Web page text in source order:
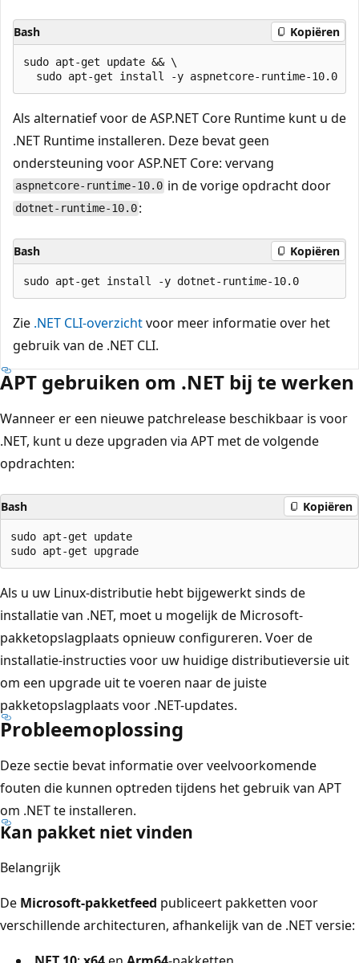
Bash Kopiëren
sudo apt-get update && \
Als alternatief voor de ASP.NET Core Runtime kunt u de
.NET Runtime installeren. Deze bevat geen
ondersteuning voor ASP.NET Core: vervang
aspnetcore-runtime-10.0 in de vorige opdracht door
dotnet-runtime-10.0 :
Bash Kopiëren
Zie .NET CLI-overzichtvoor meer informatie over het
gebruik van de .NET CLI.
APT gebruiken om .NET bij te werken
Wanneer er een nieuwe patchrelease beschikbaar is voor
.NET, kunt u deze upgraden via APT met de volgende
opdrachten:
Bash Kopiëren
sudo apt-get update
Als u uw Linux-distributie hebt bijgewerkt sinds de
installatie van .NET, moet u mogelijk de Microsoft-
pakketopslagplaats opnieuw configureren. Voer de
installatie-instructies voor uw huidige distributieversie uit
om een upgrade uit te voeren naar de juiste
pakketopslagplaats voor .NET-updates.
Probleemoplossing
Deze sectie bevat informatie over veelvoorkomende
fouten die kunnen optreden tijdens het gebruik van APT
om .NET te installeren.
Kan pakket niet vinden
Belangrijk
De Microsoft-pakketfeed publiceert pakketten voor
verschillende architecturen, afhankelijk van de .NET versie: